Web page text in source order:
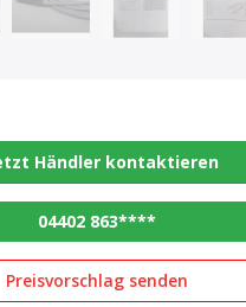
Händler kontaktieren
04402 863****
Preisvorschlag senden